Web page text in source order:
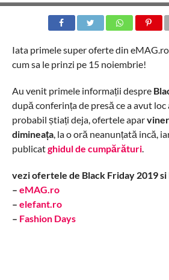
Iata primele super oferte din
cum sa le prinzi pe 15 noiembrie!
Au venit primele informații despre
după conferința de presă ce a avut
probabil știați deja, ofertele apar
dimineața, la o oră neanunțată incă,
publicatghidul de cumpărături.
vezi ofertele de Black Friday 2019 si
– eMAG.ro
– elefant.ro
– Fashion Days